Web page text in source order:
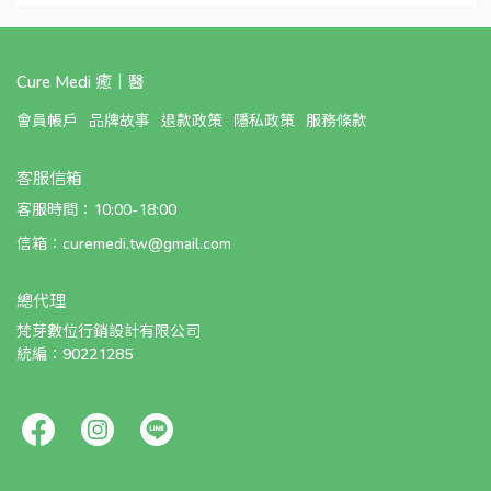
Cure Medi 癒丨醫
會員帳戶 品牌故事 退款政策 隱私政策 服務條款
客服信箱
客服時間：10:00-18:00
信箱：curemedi.tw@gmail.com
總代理
梵芽數位行銷設計有限公司
統編：90221285